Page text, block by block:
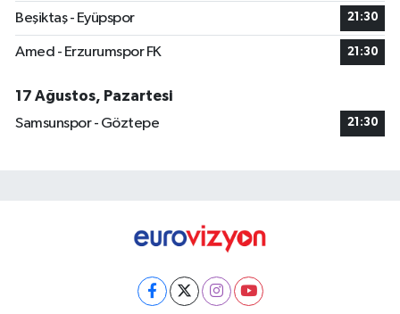
Beşiktaş - Eyüpspor 21:30
Amed - Erzurumspor FK 21:30
17 Ağustos, Pazartesi
Samsunspor - Göztepe
21:30